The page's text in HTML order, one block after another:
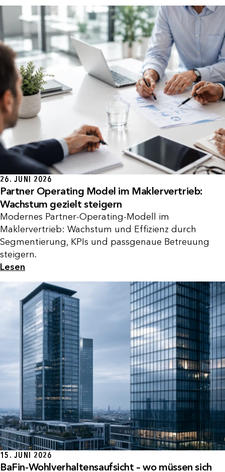
26. JUNI 2026
Partner Operating Model im Maklervertrieb:
Wachstum gezielt steigern
Modernes Partner-Operating-Modell im
Maklervertrieb: Wachstum und Effizienz durch
Segmentierung, KPIs und passgenaue Betreuung
steigern.
Lesen
15. JUNI 2026
BaFin-Wohlverhaltensaufsicht – wo müssen sich